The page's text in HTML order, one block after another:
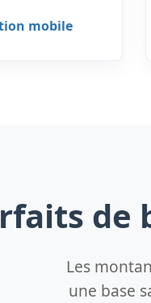
mobile
de
Les
une base